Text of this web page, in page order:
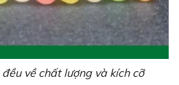
về chất lượng và kích cỡ